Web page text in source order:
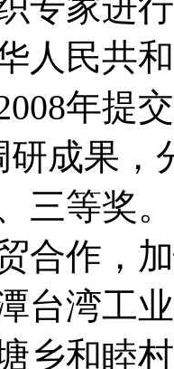
人民共
年提
研成果
三等奖
合作，
台湾工
乡和睦